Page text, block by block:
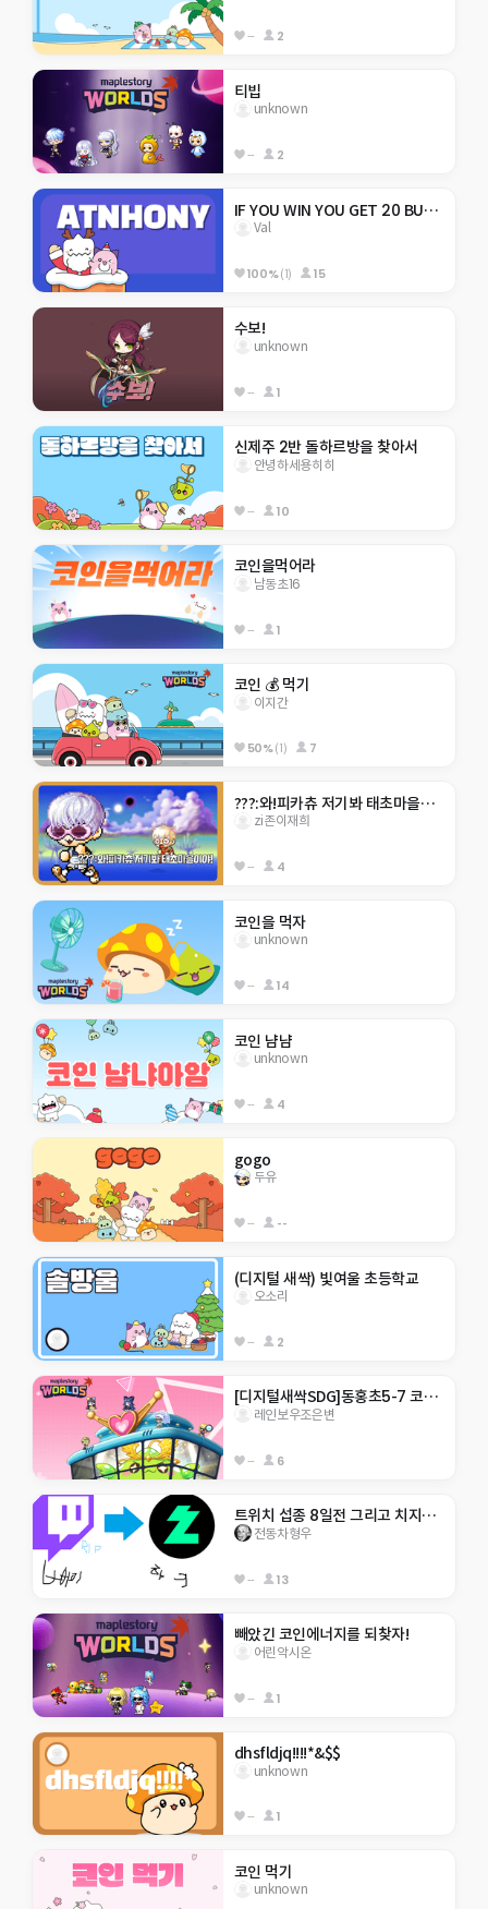
-- 2
티빕
unknown
-- 2
IF YOU WIN YOU GET 20 BUCKS
Val
100%(1) 15
수보!
unknown
-- 1
신제주 2반 돌하르방을 찾아서
안녕하세용히히
-- 10
코인을먹어라
남동초16
-- 1
코인 💰 먹기
이지간
50%(1) 7
???:와!피카츄 저기봐 태초마을이야!
zi존이재희
-- 4
코인을 먹자
unknown
-- 14
코인 냠냠
unknown
-- 4
gogo
두유
-- --
(디지털 새싹) 빛여울 초등학교
오소리
-- 2
[디지털새싹SDG]동홍초5-7 코인모으기!
레인보우조은변
-- 6
트위치 섭종 8일전 그리고 치지직 나온다
전동차형우
-- 13
빼았긴 코인에너지를 되찾자!
어린악시온
-- 1
dhsfldjq!!!!*&$$
unknown
-- 1
코인 먹기
unknown